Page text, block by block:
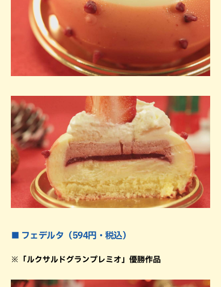
■ フェデルタ（594円・税込）
※「ルクサルドグランプレミオ」優勝作品